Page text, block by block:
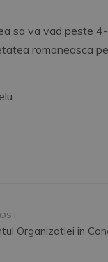
sa va vad peste
romaneasca
Organizatiei in